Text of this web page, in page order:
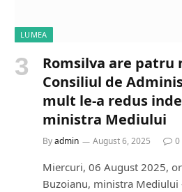
LUMEA
Romsilva are patru
Consiliul de
mult le-a redus
ministra Mediului
Byadmin August 6, 2025 0
Miercuri, 06 August 2025,
Buzoianu, ministra Mediului